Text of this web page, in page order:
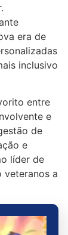
era de
inclusivo
entre
e
de
e
líder de
veteranos a